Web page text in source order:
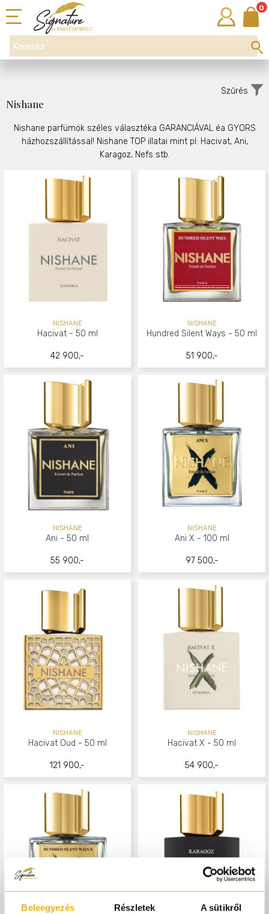
Beleegyezés Részletek A sütikről
0
Szűrés
Nishane
Nishane parfümök széles választéka GARANCIÁVAL éa GYORS
házhozszállítással! Nishane TOP illatai mint pl: Hacivat, Ani,
Karagoz, Nefs stb.
42 900,-
NISHANE
Hacivat - 50 ml
51 900,-
NISHANE
Hundred Silent Ways - 50 ml
55 900,-
NISHANE
Ani - 50 ml
97 500,-
NISHANE
Ani X - 100 ml
121 900,-
NISHANE
Hacivat Oud - 50 ml
54 900,-
NISHANE
Hacivat X - 50 ml